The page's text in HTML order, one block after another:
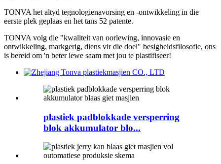
TONVA het altyd tegnologienavorsing en -ontwikkeling in die
eerste plek geplaas en het tans 52 patente.
TONVA volg die "kwaliteit van oorlewing, innovasie en
ontwikkeling, markgerig, diens vir die doel" besigheidsfilosofie, ons
is bereid om 'n beter lewe saam met jou te plastifiseer!
plastiek padblokkade versperring
blok akkumulator blo...